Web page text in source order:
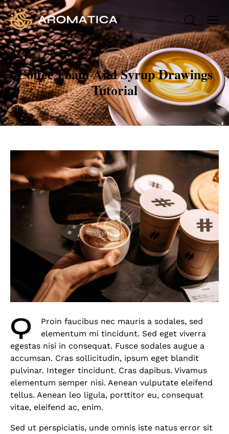
Coffee Foam And Syrup Drawings
Tutorial
Q
Proin faucibus nec mauris a sodales, sed
elementum mi tincidunt. Sed eget viverra
egestas nisi in consequat. Fusce sodales augue a
accumsan. Cras sollicitudin, ipsum eget blandit
pulvinar. Integer tincidunt. Cras dapibus. Vivamus
elementum semper nisi. Aenean vulputate eleifend
tellus. Aenean leo ligula, porttitor eu, consequat
vitae, eleifend ac, enim.
Sed ut perspiciatis, unde omnis iste natus error sit